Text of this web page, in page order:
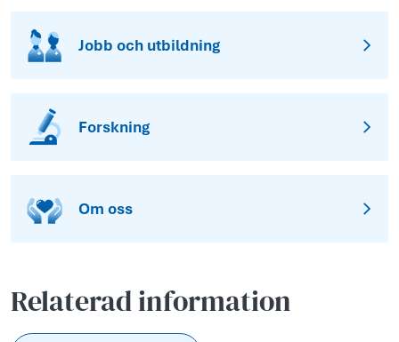
Jobb och utbildning
Forskning
Om oss
Relaterad information